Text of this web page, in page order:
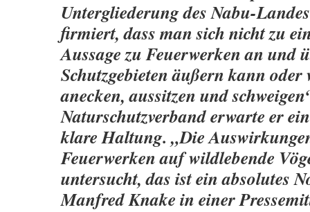
Untergliederung des Nabu-
firmiert, dass man sich nicht zu
Aussage zu Feuerwerken an und
Schutzgebieten äußern kann
anecken, aussitzen und
Naturschutzverband erwarte er
klare Haltung. „Die
Feuerwerken auf wildlebende
untersucht, das ist ein absolutes
Manfred Knake in einer